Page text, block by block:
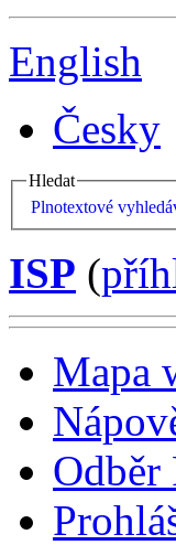
English
Česky
Hledat
Plnotextové
ISP (
Mapa
Odběr